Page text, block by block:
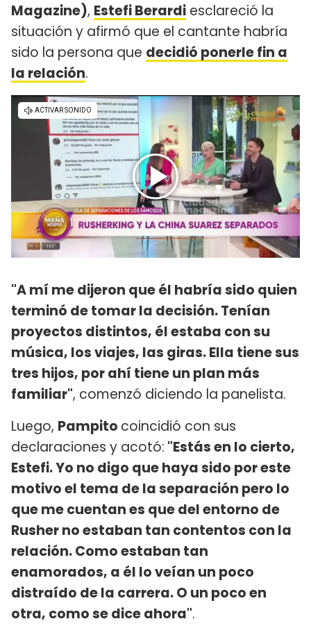
Magazine), Estefi Berardi esclareció la
situación y afirmó que el cantante habría
sido la persona que decidió ponerle fin a
la relación.
"A mí me dijeron que él habría sido quien
terminó de tomar la decisión. Tenían
proyectos distintos, él estaba con su
música, los viajes, las giras. Ella tiene sus
tres hijos, por ahí tiene un plan más
familiar", comenzó diciendo la panelista.
Luego, Pampito coincidió con sus
declaraciones y acotó: "Estás en lo cierto,
Estefi. Yo no digo que haya sido por este
motivo el tema de la separación pero lo
que me cuentan es que del entorno de
Rusher no estaban tan contentos con la
relación. Como estaban tan
enamorados, a él lo veían un poco
distraído de la carrera. O un poco en
otra, como se dice ahora".